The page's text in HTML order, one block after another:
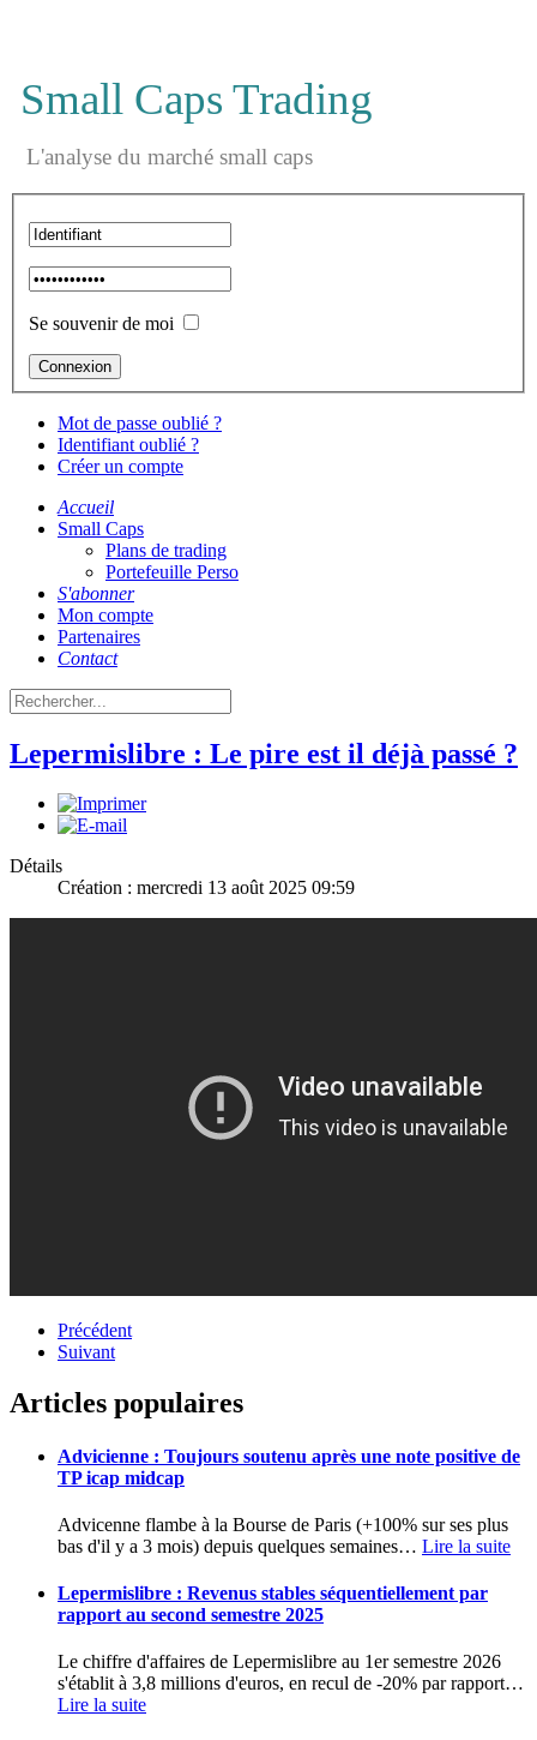
Small Caps Trading
L'analyse du marché small caps
Se souvenir de moi
Mot de passe oublié ?
Identifiant oublié ?
Créer un compte
Accueil
Small Caps
Plans de trading
Portefeuille Perso
S'abonner
Mon compte
Partenaires
Contact
Lepermislibre : Le pire est il déjà passé ?
Détails
Création : mercredi 13 août 2025 09:59
Précédent
Suivant
Articles populaires
Advicienne : Toujours soutenu après une note positive de
TP icap midcap
Advicenne flambe à la Bourse de Paris (+100% sur ses plus
bas d'il y a 3 mois) depuis quelques semaines… Lire la suite
Lepermislibre : Revenus stables séquentiellement par
rapport au second semestre 2025
Le chiffre d'affaires de Lepermislibre au 1er semestre 2026
s'établit à 3,8 millions d'euros, en recul de -20% par rapport…
Lire la suite